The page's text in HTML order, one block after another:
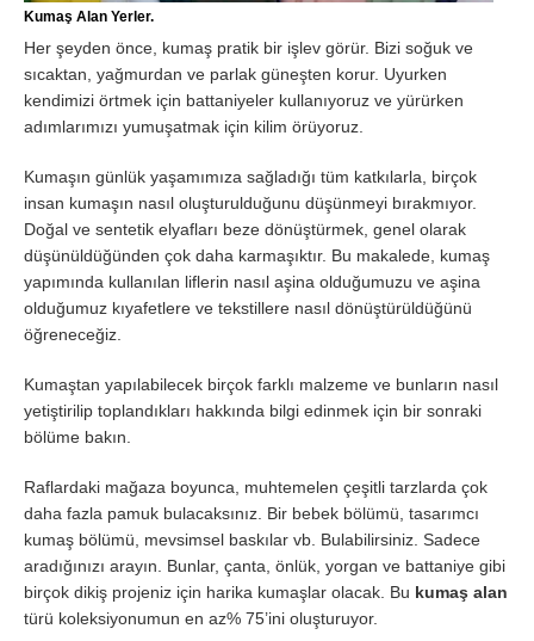
Kumaş Alan Yerler.
Her şeyden önce, kumaş pratik bir işlev görür. Bizi soğuk ve
sıcaktan, yağmurdan ve parlak güneşten korur. Uyurken
kendimizi örtmek için battaniyeler kullanıyoruz ve yürürken
adımlarımızı yumuşatmak için kilim örüyoruz.
Kumaşın günlük yaşamımıza sağladığı tüm katkılarla, birçok
insan kumaşın nasıl oluşturulduğunu düşünmeyi bırakmıyor.
Doğal ve sentetik elyafları beze dönüştürmek, genel olarak
düşünüldüğünden çok daha karmaşıktır. Bu makalede, kumaş
yapımında kullanılan liflerin nasıl aşina olduğumuzu ve aşina
olduğumuz kıyafetlere ve tekstillere nasıl dönüştürüldüğünü
öğreneceğiz.
Kumaştan yapılabilecek birçok farklı malzeme ve bunların nasıl
yetiştirilip toplandıkları hakkında bilgi edinmek için bir sonraki
bölüme bakın.
Raflardaki mağaza boyunca, muhtemelen çeşitli tarzlarda çok
daha fazla pamuk bulacaksınız. Bir bebek bölümü, tasarımcı
kumaş bölümü, mevsimsel baskılar vb. Bulabilirsiniz. Sadece
aradığınızı arayın. Bunlar, çanta, önlük, yorgan ve battaniye gibi
birçok dikiş projeniz için harika kumaşlar olacak. Bu kumaş alan
türü koleksiyonumun en az% 75’ini oluşturuyor.